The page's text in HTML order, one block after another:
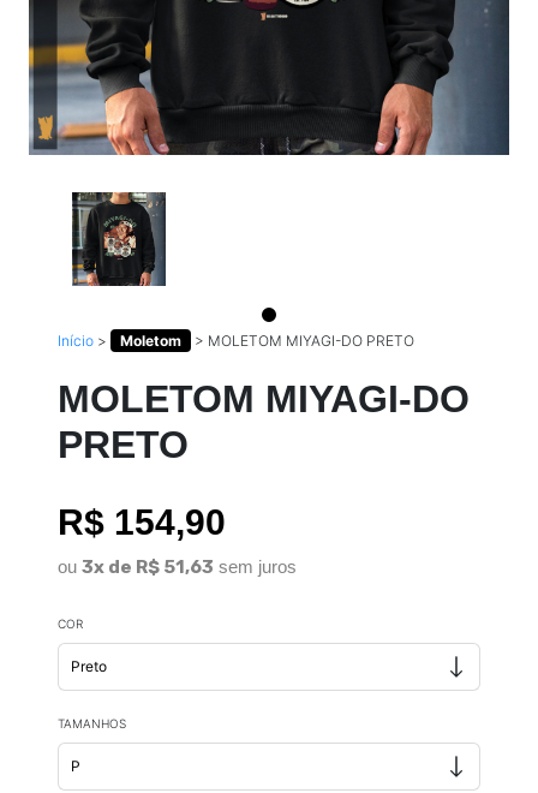
Início > Moletom > MOLETOM MIYAGI-DO PRETO
MOLETOM MIYAGI-DO
PRETO
R$ 154,90
ou 3x de R$ 51,63 sem juros
COR
TAMANHOS